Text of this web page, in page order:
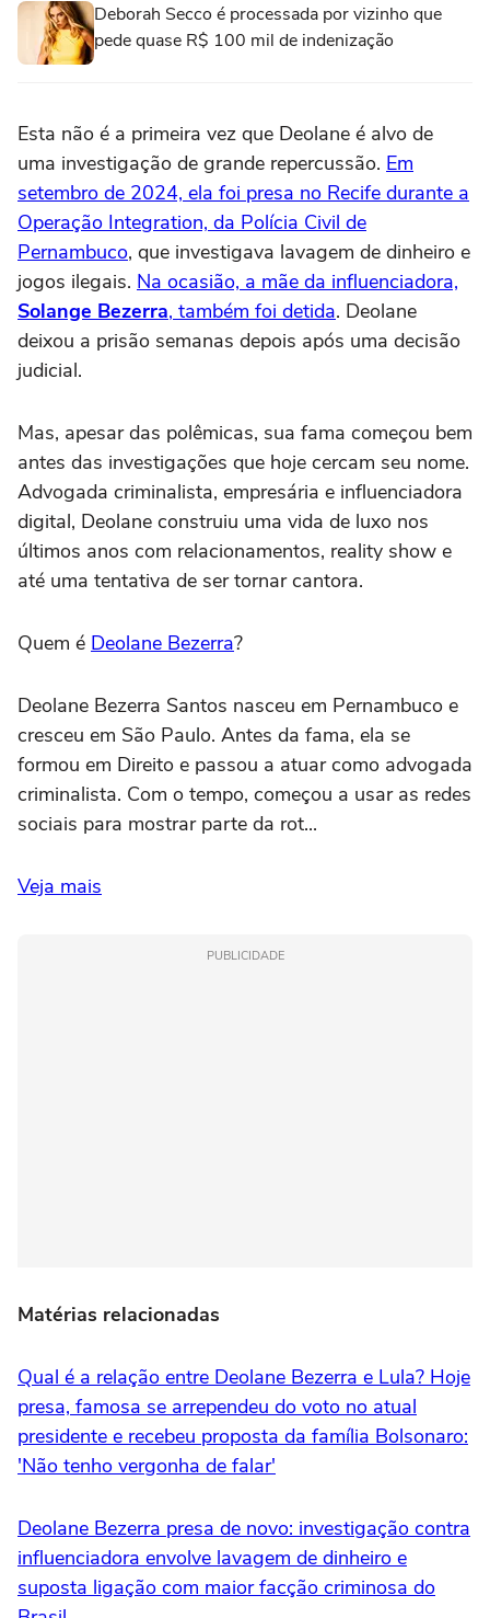
Deborah Secco é processada por vizinho que
pede quase R$ 100 mil de indenização
Esta não é a primeira vez que Deolane é alvo de
uma investigação de grande repercussão. Em
setembro de 2024, ela foi presa no Recife durante a
Operação Integration, da Polícia Civil de
Pernambuco, que investigava lavagem de dinheiro e
jogos ilegais. Na ocasião, a mãe da influenciadora,
Solange Bezerra, também foi detida. Deolane
deixou a prisão semanas depois após uma decisão
judicial.
Mas, apesar das polêmicas, sua fama começou bem
antes das investigações que hoje cercam seu nome.
Advogada criminalista, empresária e influenciadora
digital, Deolane construiu uma vida de luxo nos
últimos anos com relacionamentos, reality show e
até uma tentativa de ser tornar cantora.
Quem é Deolane Bezerra?
Deolane Bezerra Santos nasceu em Pernambuco e
cresceu em São Paulo. Antes da fama, ela se
formou em Direito e passou a atuar como advogada
criminalista. Com o tempo, começou a usar as redes
sociais para mostrar parte da rot...
Veja mais
PUBLICIDADE
Matérias relacionadas
Qual é a relação entre Deolane Bezerra e Lula? Hoje
presa, famosa se arrependeu do voto no atual
presidente e recebeu proposta da família Bolsonaro:
'Não tenho vergonha de falar'
Deolane Bezerra presa de novo: investigação contra
influenciadora envolve lavagem de dinheiro e
suposta ligação com maior facção criminosa do